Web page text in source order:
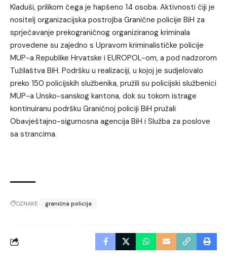
Kladuši, prilikom čega je hapšeno 14 osoba. Aktivnosti čiji je
nositelj organizacijska postrojba Granične policije BiH za
sprječavanje prekograničnog organiziranog kriminala
provedene su zajedno s Upravom kriminalističke policije
MUP-a Republike Hrvatske i EUROPOL-om, a pod nadzorom
Tužilaštva BiH. Podršku u realizaciji, u kojoj je sudjelovalo
preko 150 policijskih službenika, pružili su policijski službenici
MUP-a Unsko-sanskog kantona, dok su tokom istrage
kontinuiranu podršku Graničnoj policiji BiH pružali
Obavještajno-sigurnosna agencija BiH i Služba za poslove
sa strancima.
OZNAKE: granična policija